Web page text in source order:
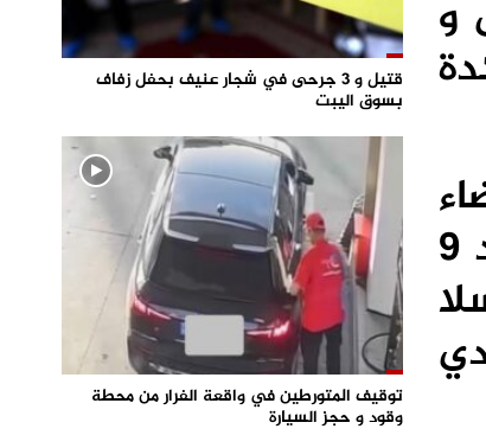
و
سطات تليها 10 حالات بجهة مراكش آسفي، في حين تم رصد 9
سلا
قتيل و 3 جرحى في شجار عنيف بحفل زفاف
بسوق اليبت
توقيف المتورطين في واقعة الفرار من محطة
وقود و حجز السيارة